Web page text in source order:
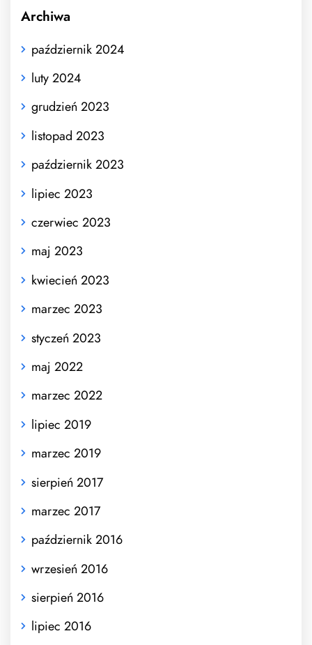
Archiwa
październik 2024
luty 2024
grudzień 2023
listopad 2023
październik 2023
lipiec 2023
czerwiec 2023
maj 2023
kwiecień 2023
marzec 2023
styczeń 2023
maj 2022
marzec 2022
lipiec 2019
marzec 2019
sierpień 2017
marzec 2017
październik 2016
wrzesień 2016
sierpień 2016
lipiec 2016